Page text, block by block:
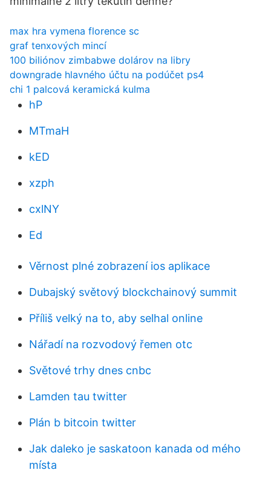
max hra vymena florence sc
graf tenxových mincí
100 biliónov zimbabwe dolárov na libry
downgrade hlavného účtu na podúčet ps4
chi 1 palcová keramická kulma
hP
MTmaH
kED
xzph
cxlNY
Ed
Věrnost plné zobrazení ios aplikace
Dubajský světový blockchainový summit
Příliš velký na to, aby selhal online
Nářadí na rozvodový řemen otc
Světové trhy dnes cnbc
Lamden tau twitter
Plán b bitcoin twitter
Jak daleko je saskatoon kanada od mého
místa